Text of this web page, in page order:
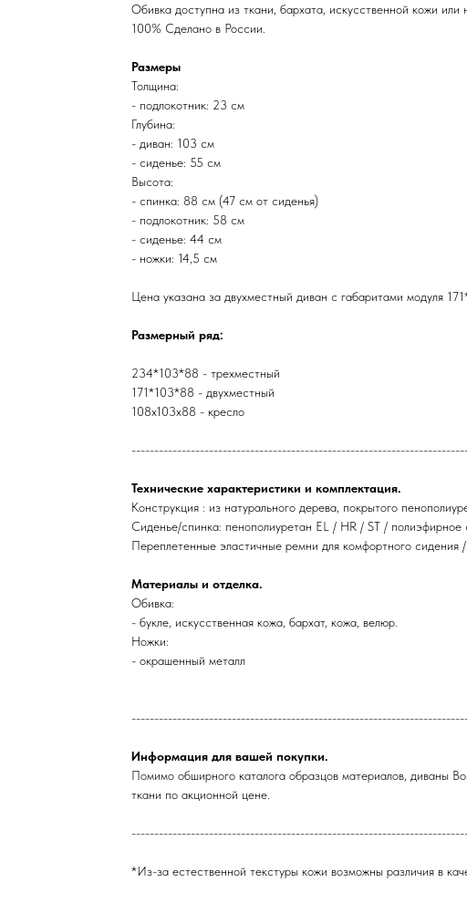
Обивка доступна из ткани, бархата, искусственной кожи или
100% Сделано в России.
Размеры
Толщина:
- подлокотник: 23 см
Глубина:
- диван: 103 см
- сиденье: 55 см
Высота:
- спинка: 88 см (47 см от сиденья)
- подлокотник: 58 см
- сиденье: 44 см
- ножки: 14,5 см
Цена указана за двухместный диван с габаритами модуля
Размерный ряд:
234*103*88 - трехместный
171*103*88 - двухместный
108х103х88 - кресло
Технические характеристики и комплектация.
Конструкция : из натурального дерева, покрытого
Сиденье/cпинка: пенополиуретан EL / HR / ST / полиэфирное
Переплетенные эластичные ремни для комфортного сидения
Материалы и отделка.
Обивка:
- букле, искусственная кожа, бархат, кожа, велюр.
Ножки:
- окрашенный металл
Информация для вашей покупки.
Помимо обширного каталога образцов материалов, диваны
ткани по акционной цене.
*Из-за естественной текстуры кожи возможны различия в